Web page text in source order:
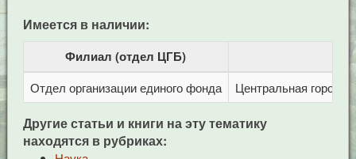
Имеется в наличии:
Филиал (отдел ЦГБ)
Отдел организации единого фонда Центральная
Другие статьи и книги на эту тематику
находятся в рубриках: